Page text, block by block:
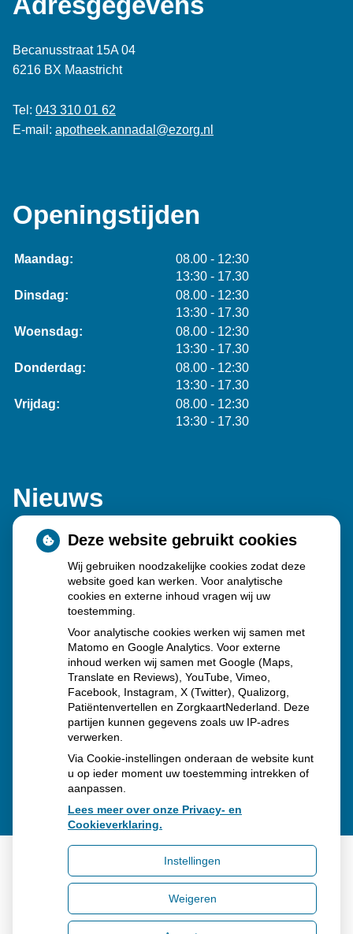
Becanusstraat 15A 04
6216 BX Maastricht
Tel: 043 310 01 62
E-mail: apotheek.annadal@ezorg.nl
Openingstijden
Maandag: 08.00 tot
- 12:30
13:30 tot
- 17.30
Dinsdag:
08.00 tot
- 12:30
13:30 tot
- 17.30
Woensdag:
08.00 tot
- 12:30
13:30 tot
- 17.30
Donderdag:
08.00 tot
- 12:30
13:30 tot
- 17.30
Vrijdag:
08.00 tot
- 12:30
13:30 tot
- 17.30
Nieuws
Sinds huisartsen afslankmedicijnen mogen voorschrijven,
neemt gebruik toe
Schurft sinds corona geen vergeten ziekte meer: aantal
uitbraken fors gestegen
Stoppen met afslankmedicijnen betekent zonder
leefstijlaanpassingen weer gewichtstoename
Kookadvies drinkwater in provincie Utrecht vanwege
besmetting
Uw Zorg Online|Beheer
Bezoek
onze
Deze website gebruikt cookies
Wij gebruiken noodzakelijke cookies zodat deze
website goed kan werken. Voor analytische
cookies en externe inhoud vragen wij uw
toestemming.
Voor analytische cookies werken wij samen met
Matomo en Google Analytics. Voor externe
inhoud werken wij samen met Google (Maps,
Translate en Reviews), YouTube, Vimeo,
Facebook, Instagram, X (Twitter), Qualizorg,
Patiëntenvertellen en ZorgkaartNederland. Deze
partijen kunnen gegevens zoals uw IP-adres
verwerken.
Via Cookie-instellingen onderaan de website kunt
u op ieder moment uw toestemming intrekken of
aanpassen.
Lees meer over onze Privacy- en
Cookieverklaring.
Instellingen
Weigeren